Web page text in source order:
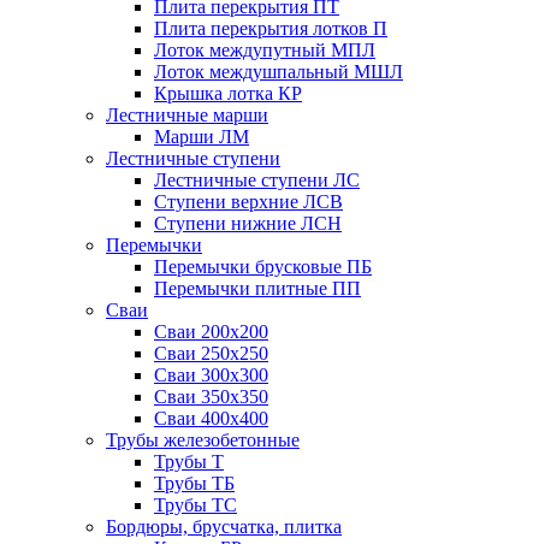
Плита перекрытия ПТ
Плита перекрытия лотков П
Лоток междупутный МПЛ
Лоток междушпальный МШЛ
Крышка лотка КР
Лестничные марши
Марши ЛМ
Лестничные ступени
Лестничные ступени ЛС
Ступени верхние ЛСВ
Ступени нижние ЛСН
Перемычки
Перемычки брусковые ПБ
Перемычки плитные ПП
Сваи
Сваи 200х200
Сваи 250х250
Сваи 300х300
Сваи 350х350
Сваи 400х400
Трубы железобетонные
Трубы Т
Трубы ТБ
Трубы ТС
Бордюры, брусчатка, плитка